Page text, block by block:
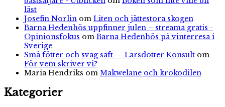
läst
Josefin Norlin om Liten och jättestora skogen
Barna Hedenhös uppfinner julen – streama gratis -
Opinionsfokus om Barna Hedenhös på vinterresa i
Sverige
Små fötter och svag saft — Larsdotter Konsult om
För vem skriver vi?
Maria Hendriks om Makwelane och krokodilen
Kategorier